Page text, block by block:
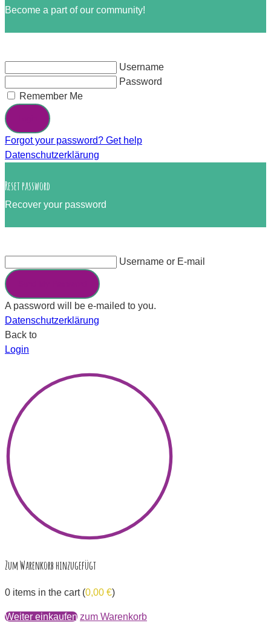
Become a part of our community!
Username
Password
Remember Me
Forgot your password? Get help
Datenschutzerklärung
Reset password
Recover your password
Username or E-mail
A password will be e-mailed to you.
Datenschutzerklärung
Back to
Login
Zum Warenkorb hinzugefügt
0 items in the cart (0,00 €)
Weiter einkaufen zum Warenkorb